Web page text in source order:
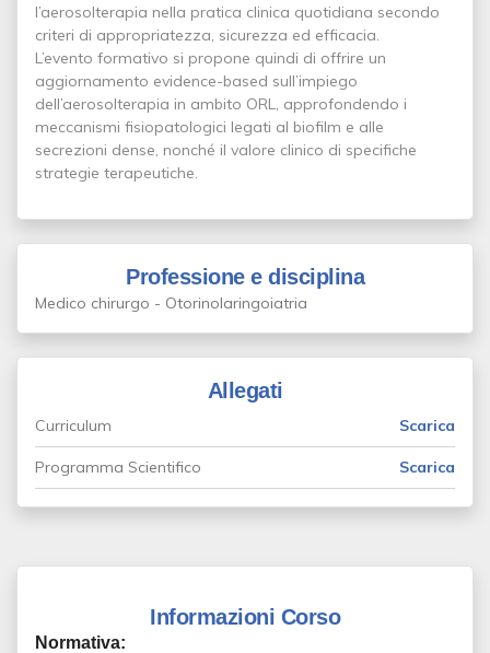
l’aerosolterapia nella pratica clinica quotidiana secondo
criteri di appropriatezza, sicurezza ed efficacia.
L’evento formativo si propone quindi di offrire un
aggiornamento evidence-based sull’impiego
dell’aerosolterapia in ambito ORL, approfondendo i
meccanismi fisiopatologici legati al biofilm e alle
secrezioni dense, nonché il valore clinico di specifiche
strategie terapeutiche.
Professione e disciplina
Medico chirurgo - Otorinolaringoiatria
Allegati
Curriculum Scarica
Programma Scientifico Scarica
Informazioni Corso
Normativa: